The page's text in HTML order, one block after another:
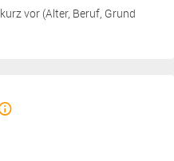
vor (Alter, Beruf, Grund